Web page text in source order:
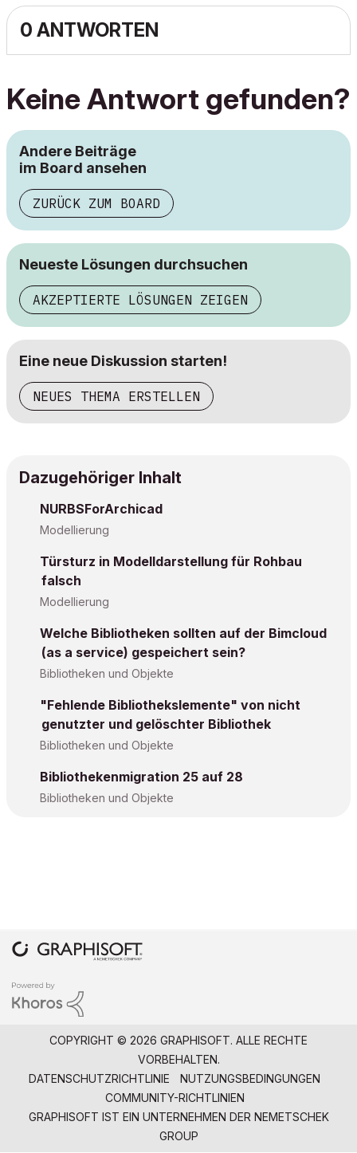
0 ANTWORTEN
Keine Antwort gefunden?
Andere Beiträge
im Board ansehen
ZURÜCK ZUM BOARD
Neueste Lösungen durchsuchen
AKZEPTIERTE LÖSUNGEN ZEIGEN
Eine neue Diskussion starten!
NEUES THEMA ERSTELLEN
Dazugehöriger Inhalt
NURBSForArchicad
Modellierung
Türsturz in Modelldarstellung für Rohbau
falsch
Modellierung
Welche Bibliotheken sollten auf der Bimcloud
(as a service) gespeichert sein?
Bibliotheken und Objekte
"Fehlende Bibliothekslemente" von nicht
genutzter und gelöschter Bibliothek
Bibliotheken und Objekte
Bibliothekenmigration 25 auf 28
Bibliotheken und Objekte
COPYRIGHT © 2026 GRAPHISOFT. ALLE RECHTE
VORBEHALTEN.
DATENSCHUTZRICHTLINIE
NUTZUNGSBEDINGUNGEN
COMMUNITY-RICHTLINIEN
GRAPHISOFT IST EIN UNTERNEHMEN DER NEMETSCHEK
GROUP